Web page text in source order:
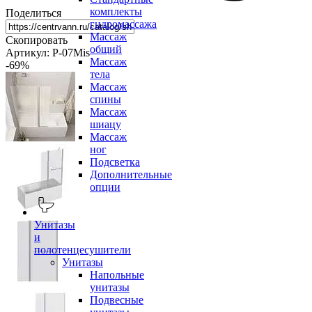
комплекты
гидромассажа
Массаж
общий
Массаж
тела
Массаж
спины
Массаж
шиацу
Массаж
ног
Подсветка
Дополнительные
опции
Унитазы
и
полотенцесушители
Унитазы
Напольные
унитазы
Подвесные
Поделиться
Скопировать
Артикул: Р-07Mis
-69%